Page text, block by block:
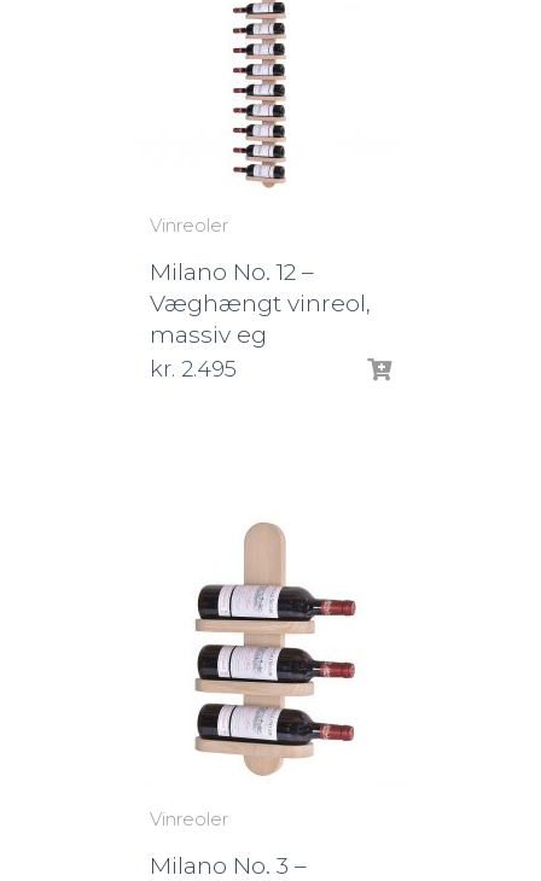
Vinreoler
Milano No. 12 –
Væghængt vinreol,
massiv eg
kr. 2.495
Vinreoler
Milano No. 3 –